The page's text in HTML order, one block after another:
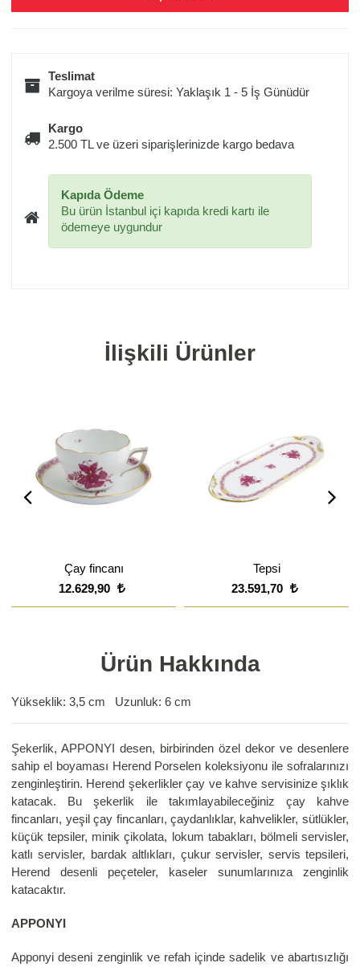
Teslimat
Kargoya verilme süresi: Yaklaşık 1 - 5 İş Günüdür
Kargo
2.500 TL ve üzeri siparişlerinizde kargo bedava
Kapıda Ödeme
Bu ürün İstanbul içi kapıda kredi kartı ile
ödemeye uygundur
İlişkili Ürünler
Çay fincanı
12.629,90
Tepsi
23.591,70
Ürün Hakkında
Yükseklik: 3,5 cm Uzunluk: 6 cm
Şekerlik, APPONYI desen, birbirinden özel dekor ve desenlere
sahip el boyaması Herend Porselen koleksiyonu ile sofralarınızı
zenginleştirin. Herend şekerlikler çay ve kahve servisinize şıklık
katacak. Bu şekerlik ile takımlayabileceğiniz çay kahve
fincanları, yeşil çay fincanları, çaydanlıklar, kahvelikler, sütlükler,
küçük tepsiler, minik çikolata, lokum tabakları, bölmeli servisler,
katlı servisler, bardak altlıkları, çukur servisler, servis tepsileri,
Herend desenli peçeteler, kaseler sunumlarınıza zenginlik
katacaktır.
APPONYI
Apponyi deseni zenginlik ve refah içinde sadelik ve abartısızlığı